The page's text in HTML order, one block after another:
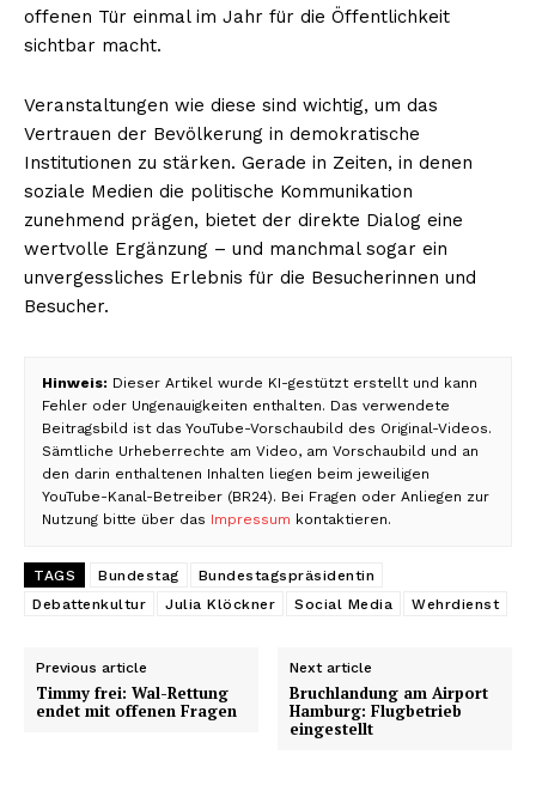
offenen Tür einmal im Jahr für die Öffentlichkeit
sichtbar macht.
Veranstaltungen wie diese sind wichtig, um das
Vertrauen der Bevölkerung in demokratische
Institutionen zu stärken. Gerade in Zeiten, in denen
soziale Medien die politische Kommunikation
zunehmend prägen, bietet der direkte Dialog eine
wertvolle Ergänzung – und manchmal sogar ein
unvergessliches Erlebnis für die Besucherinnen und
Besucher.
Hinweis: Dieser Artikel wurde KI-gestützt erstellt und kann
Fehler oder Ungenauigkeiten enthalten. Das verwendete
Beitragsbild ist das YouTube-Vorschaubild des Original-Videos.
Sämtliche Urheberrechte am Video, am Vorschaubild und an
den darin enthaltenen Inhalten liegen beim jeweiligen
YouTube-Kanal-Betreiber (BR24). Bei Fragen oder Anliegen zur
Nutzung bitte über das Impressum kontaktieren.
TAGS Bundestag
Bundestagspräsidentin
Debattenkultur
Julia Klöckner Social Media Wehrdienst
Previous article
Timmy frei: Wal-Rettung
endet mit offenen Fragen
Next article
Bruchlandung am Airport
Hamburg: Flugbetrieb
eingestellt